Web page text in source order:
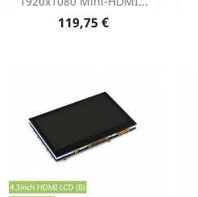
Preço
119,75 €